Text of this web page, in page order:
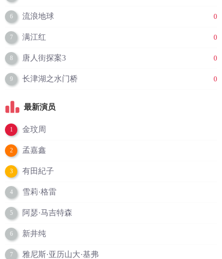
6 流浪地球 0
7 满江红 0
8 唐人街探案3 0
9 长津湖之水门桥 0
最新演员
1 金玟周
2 孟嘉鑫
3 有田紀子
4 雪莉·格雷
5 阿瑟·马吉特森
6 新井纯
7 雅尼斯·亚历山大·基弗